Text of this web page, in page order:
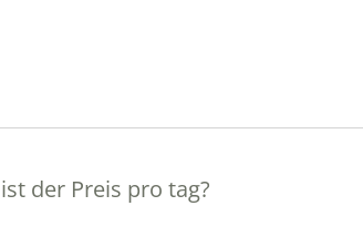
der Preis pro tag?